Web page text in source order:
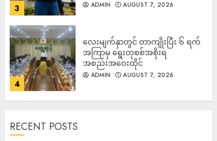
3 ADMIN AUGUST 7, 2026
4
လေးမျက်နှာတွင် တာကျိုးပြီး ၆ ရက်
အကြာမှ ရွေးတုစစ်အစိုးရ
အစည်းအဝေးထိုင်
ADMIN AUGUST 7, 2026
RECENT POSTS